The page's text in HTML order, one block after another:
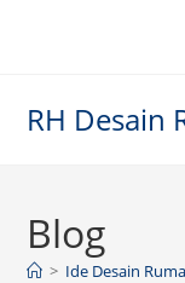
RH Desain
Blog
> Ide Desain